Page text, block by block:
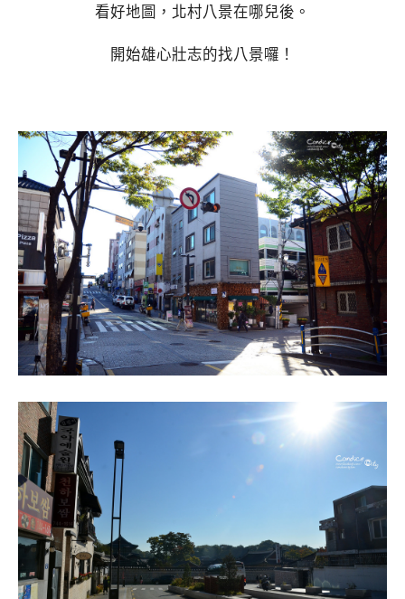
看好地圖，北村八景在哪兒後。
開始雄心壯志的找八景囉！